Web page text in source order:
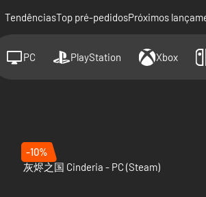
TendênciasTop pré-pedidosPróximos
PC PlayStation Xbox
-10%
灰烬之国 Cinderia - PC (Steam)